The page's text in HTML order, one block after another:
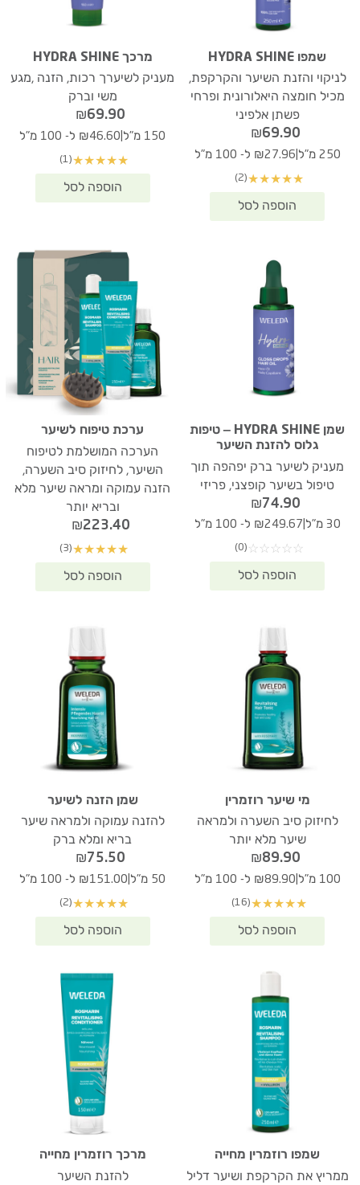
שמפו HYDRA SHINE
לניקוי והזנת השיער והקרקפת,
מכיל חומצה היאלורונית ופרחי
פשתן אלפיני
₪69.90
250 מ"ל ₪27.96 ל- 100 מ"ל
★
★
★
★
★
(2)
מרכך HYDRA SHINE
מעניק לשיערך רכות, הזנה ,מגע
משי וברק
₪69.90
150 מ"ל ₪46.60 ל- 100 מ"ל
★
★
★
★
★
(1)
שמן HYDRA SHINE – טיפות
גלוס להזנת השיער
מעניק לשיער ברק יפהפה תוך
טיפול בשיער קופצני, פריזי
₪74.90
30 מ"ל ₪249.67 ל- 100 מ"ל
☆
☆
☆
☆
☆
(0)
ערכת טיפוח לשיער
הערכה המושלמת לטיפוח
השיער, לחיזוק סיב השערה,
הזנה עמוקה ומראה שיער מלא
ובריא יותר
₪223.40
★
★
★
★
★
(3)
מי שיער רוזמרין
לחיזוק סיב השערה ולמראה
שיער מלא יותר
₪89.90
100 מ"ל ₪89.90 ל- 100 מ"ל
★
★
★
★
★
(16)
שמן הזנה לשיער
להזנה עמוקה ולמראה שיער
בריא ומלא ברק
₪75.50
50 מ"ל ₪151.00 ל- 100 מ"ל
★
★
★
★
★
(2)
שמפו רוזמרין מחייה
ממריץ את הקרקפת ושיער דליל
מרכך רוזמרין מחייה
להזנת השיער